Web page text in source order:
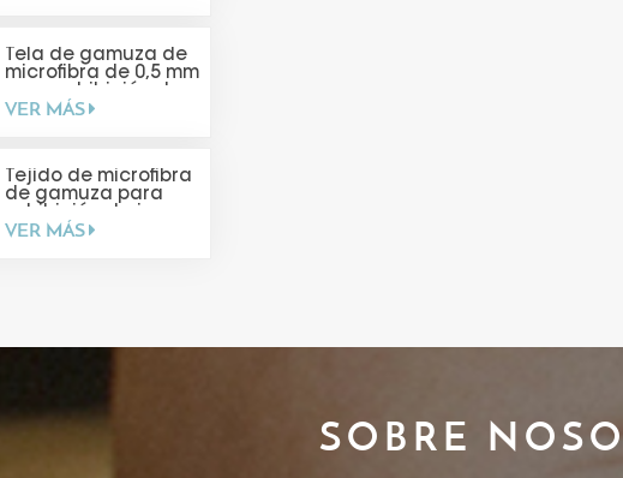
Tela de gamuza de
microfibra de 0,5 mm
joyas
VER MÁS
Tejido de microfibra
de gamuza para
VER MÁS
SOBRE